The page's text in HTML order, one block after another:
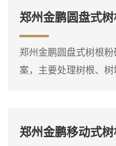
续储存、输送和燃烧
墩和树头等物料具有
求。圆盘式木材破碎
处理这类大尺寸硬质
郑州金鹏圆盘式
尺寸木料预粉碎
郑州金鹏圆盘式树根
案，主要处理树根、
成粗碎料，便于后续
料场连续作业场景中，
郑州金鹏移动式